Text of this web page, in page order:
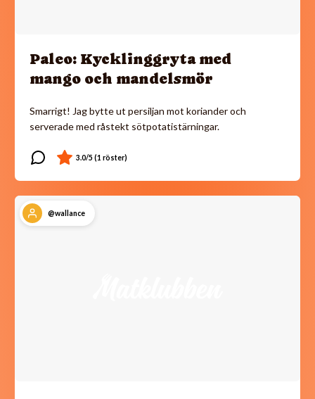
Paleo: Kycklinggryta med
mango och mandelsmör
Smarrigt! Jag bytte ut persiljan mot koriander och
serverade med råstekt sötpotatistärningar.
@wallance